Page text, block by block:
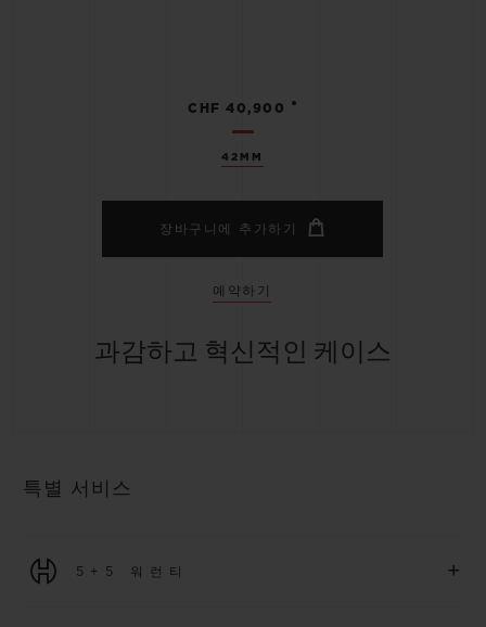
42MM
CHF 40,900 •
장바구니에 추가하기
예약하기
과감하고 혁신적인 케이스
특별 서비스
5+5 워런티 +